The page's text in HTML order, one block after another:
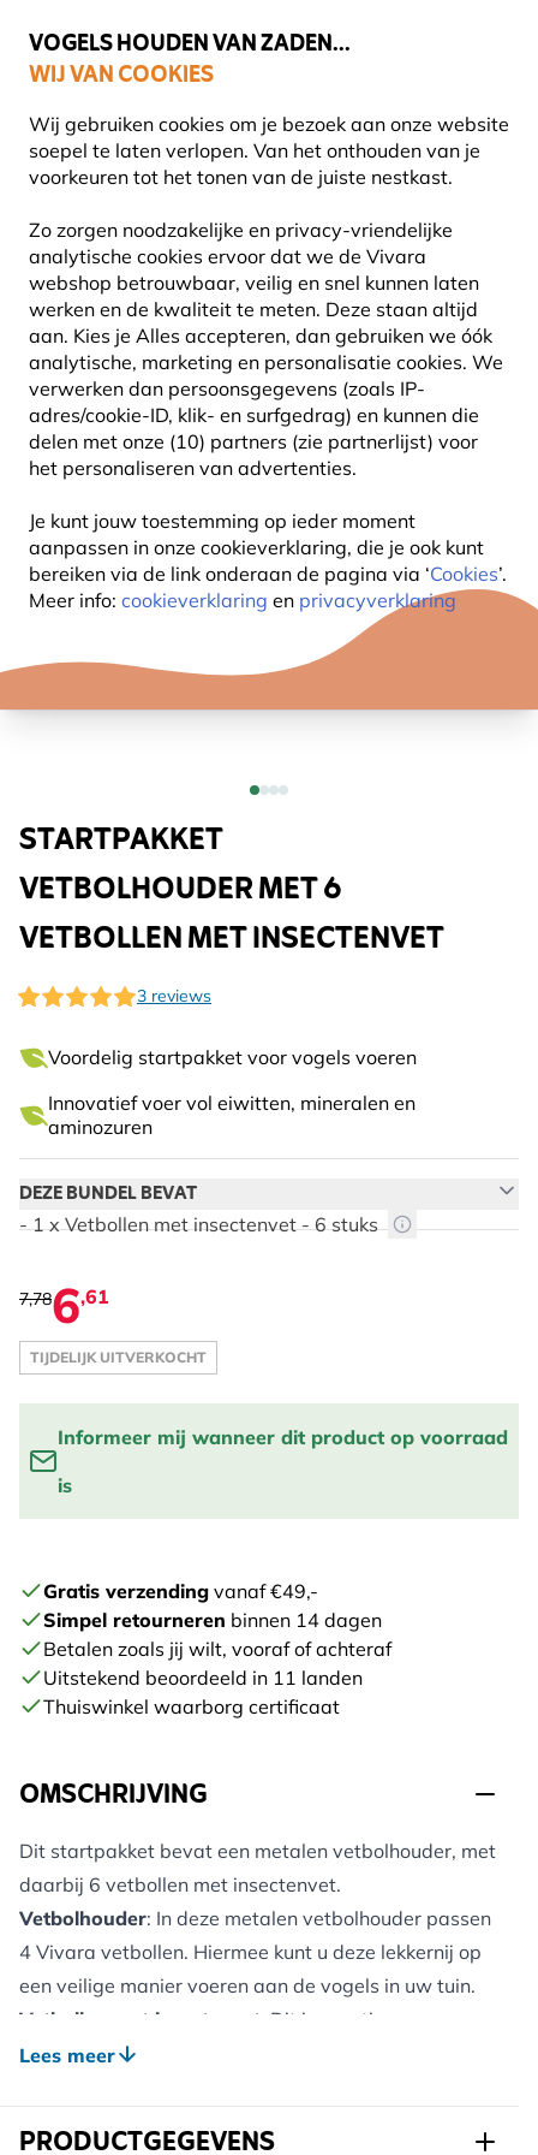
VOGELS HOUDEN VAN ZADEN...
WIJ VAN COOKIES
Wij gebruiken cookies om je bezoek aan onze website
soepel te laten verlopen. Van het onthouden van je
voorkeuren tot het tonen van de juiste nestkast.
Zo zorgen noodzakelijke en privacy-vriendelijke
analytische cookies ervoor dat we de Vivara
webshop betrouwbaar, veilig en snel kunnen laten
werken en de kwaliteit te meten. Deze staan altijd
aan. Kies je Alles accepteren, dan gebruiken we óók
analytische, marketing en personalisatie cookies. We
verwerken dan persoonsgegevens (zoals IP-
adres/cookie-ID, klik- en surfgedrag) en kunnen die
delen met onze (10) partners (zie partnerlijst) voor
het personaliseren van advertenties.
Je kunt jouw toestemming op ieder moment
aanpassen in onze cookieverklaring, die je ook kunt
bereiken via de link onderaan de pagina via ‘Cookies’.
Meer info: cookieverklaring en privacyverklaring
Uitstekend beoordeeld in 11 landen
Gratis thuisbezorgd vanaf €49
15% KORTING
STARTPAKKET
VETBOLHOUDER MET 6
VETBOLLEN MET INSECTENVET
3 reviews
Voordelig startpakket voor vogels voeren
Innovatief voer vol eiwitten, mineralen en
aminozuren
DEZE BUNDEL BEVAT
- 1 x Vetbollen met insectenvet - 6 stuks
7,786,61
TIJDELIJK UITVERKOCHT
Informeer mij wanneer dit product op voorraad
is
het product weer op voorraad is:
STUUR ME EEN BERICHT
Gratis verzending vanaf €49,-
Simpel retourneren binnen 14 dagen
Betalen zoals jij wilt, vooraf of achteraf
Uitstekend beoordeeld in 11 landen
Thuiswinkel waarborg certificaat
OMSCHRIJVING
Dit startpakket bevat een metalen vetbolhouder, met
daarbij 6 vetbollen met insectenvet.
Vetbolhouder: In deze metalen vetbolhouder passen
4 Vivara vetbollen. Hiermee kunt u deze lekkernij op
een veilige manier voeren aan de vogels in uw tuin.
Vetbollen met insectenvet : Dit innovatieve voer
bevat essentiële voedingsstoffen van gekweekte
Lees meer
PRODUCTGEGEVENS